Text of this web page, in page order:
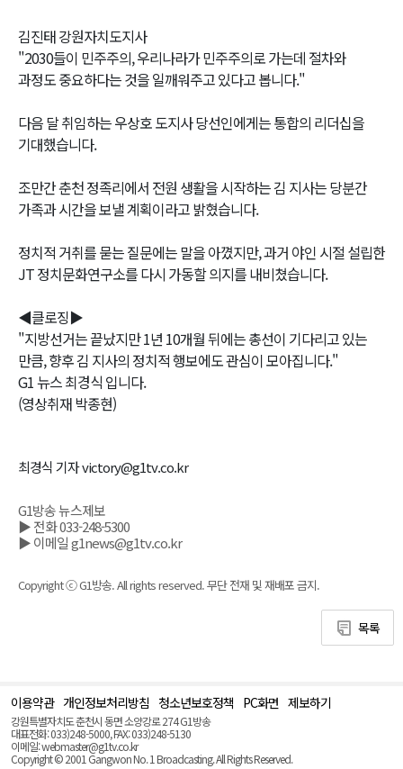
김진태 강원자치도지사
"2030들이 민주주의, 우리나라가 민주주의로 가는데 절차와
과정도 중요하다는 것을 일깨워주고 있다고 봅니다."
다음 달 취임하는 우상호 도지사 당선인에게는 통합의 리더십을
기대했습니다.
조만간 춘천 정족리에서 전원 생활을 시작하는 김 지사는 당분간
가족과 시간을 보낼 계획이라고 밝혔습니다.
정치적 거취를 묻는 질문에는 말을 아꼈지만, 과거 야인 시절 설립한
JT 정치문화연구소를 다시 가동할 의지를 내비쳤습니다.
◀클로징▶
"지방선거는 끝났지만 1년 10개월 뒤에는 총선이 기다리고 있는
만큼, 향후 김 지사의 정치적 행보에도 관심이 모아집니다."
G1 뉴스 최경식 입니다.
(영상취재 박종현)
최경식 기자 victory@g1tv.co.kr
G1방송 뉴스제보
▶ 전화 033-248-5300
▶ 이메일 g1news@g1tv.co.kr
Copyright ⓒ G1방송. All rights reserved. 무단 전재 및 재배포 금지.
목록
이용약관 개인정보처리방침 청소년보호정책 PC화면 제보하기
강원특별자치도 춘천시 동면 소양강로 274 G1방송
대표전화: 033)248-5000, FAX: 033)248-5130
이메일: webmaster@g1tv.co.kr
Copyright © 2001 Gangwon No. 1 Broadcasting. All Rights Reserved.